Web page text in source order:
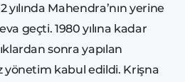
yılında Mahendra’nın yerine
geçti. 1980 yılına kadar
sonra yapılan
kabul edildi. Krişna